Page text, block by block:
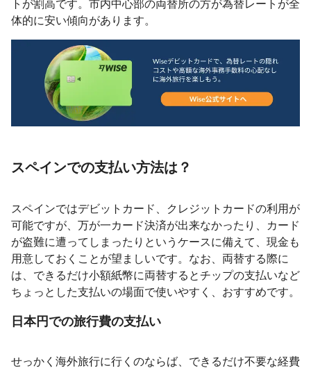
トが割高です。市内中心部の両替所の方が為替レートが全
体的に安い傾向があります。
スペインでの支払い方法は？
スペインではデビットカード、クレジットカードの利用が
可能ですが、万が一カード決済が出来なかったり、カード
が盗難に遭ってしまったりというケースに備えて、現金も
用意しておくことが望ましいです。なお、両替する際に
は、できるだけ小額紙幣に両替するとチップの支払いなど
ちょっとした支払いの場面で使いやすく、おすすめです。
日本円での旅行費の支払い
せっかく海外旅行に行くのならば、できるだけ不要な経費